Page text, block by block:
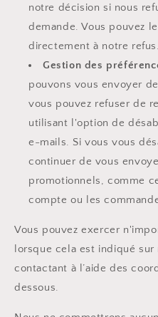
notre décision si nous
demande. Vous pouvez
directement à notre refus.
Gestion des
pouvons vous envoyer
vous pouvez refuser de
utilisant l'option de
e-mails. Si vous vous
continuer de vous
promotionnels, comme
compte ou les
Vous pouvez exercer
lorsque cela est indiqué sur
contactant à l’aide des
dessous.